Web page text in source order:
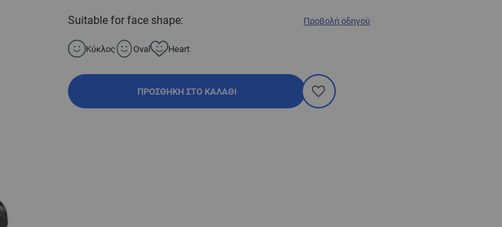
Suitable for face shape: Προβολή οδηγού
Κύκλος Oval Heart
ΠΡΟΣΘΉΚΗ ΣΤΟ ΚΑΛΆΘΙ